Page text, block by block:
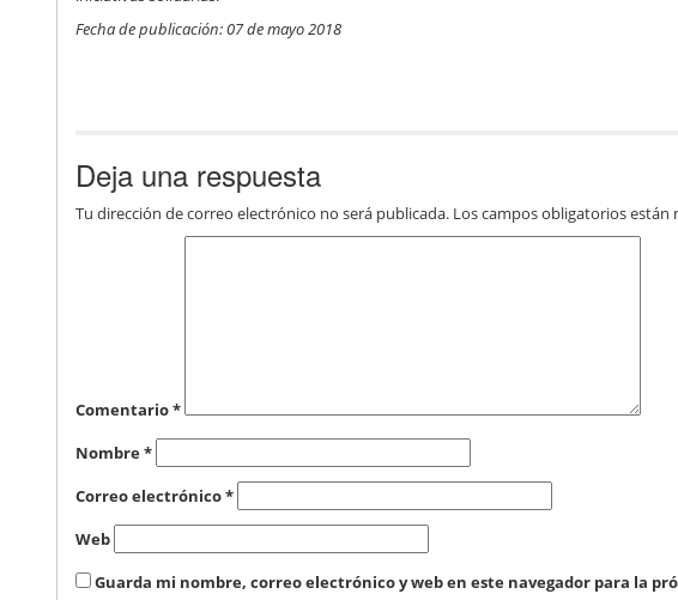
Fecha de publicación: 07 de mayo 2018
Deja una respuesta
Tu dirección de correo electrónico no será publicada. Los campos obligatorios están
Comentario*
Nombre*
Correo electrónico*
Web
Guarda mi nombre, correo electrónico y web en este navegador para la